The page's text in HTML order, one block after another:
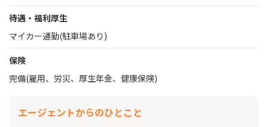
待遇・福利厚生
マイカー通勤(駐車場あり)
保険
完備(雇用、労災、厚生年金、健康保険)
エージェントからのひとこと